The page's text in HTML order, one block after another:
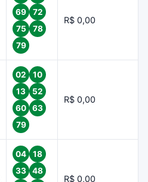
69
72
75
78
79
R$ 0,00
02
10
13
52
60
63
79
R$ 0,00
04
18
33
48
R$ 0,00